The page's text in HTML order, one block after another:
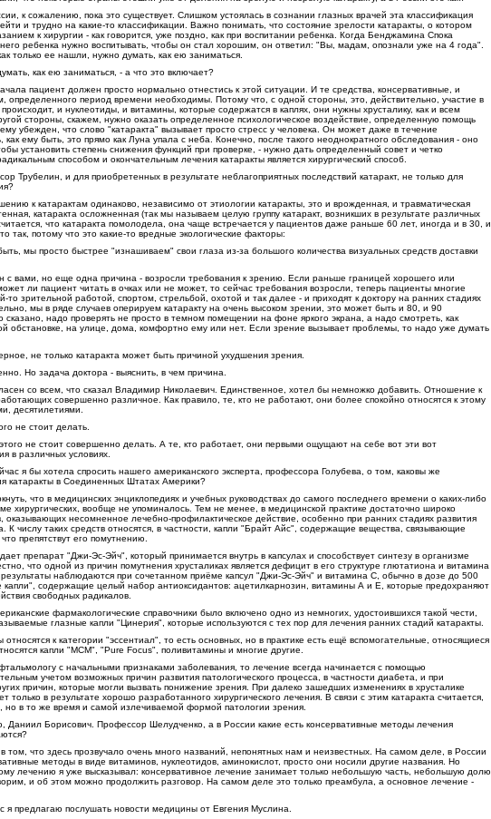
к сожалению, пока это существует. Слишком устоялась в сознании глазных врачей эта классификация
и трудно на какие-то классификации. Важно понимать, что состояние зрелости катаракты, о котором
к хирургии - как говорится, уже поздно, как при воспитании ребенка. Когда Бенджамина Спока
ребенка нужно воспитывать, чтобы он стал хорошим, он ответил: "Вы, мадам, опознали уже на 4 года".
только ее нашли, нужно думать, как ею заниматься.
как ею заниматься, - а что это включает?
пациент должен просто нормально отнестись к этой ситуации. И те средства, консервативные, и
определенного период времени необходимы. Потому что, с одной стороны, это, действительно, участие в
и нуклеотиды, и витамины, которые содержатся в каплях, они нужны хрусталику, как и всем
стороны, скажем, нужно оказать определенное психологическое воздействие, определенную помощь
убежден, что слово "катаракта" вызывает просто стресс у человека. Он может даже в течение
ему быть, это прямо как Луна упала с неба. Конечно, после такого неоднократного обследования - оно
установить степень снижения функций при проверке, - нужно дать определенный совет и четко
способом и окончательным лечения катаракты является хирургический способ.
Трубелин, и для приобретенных в результате неблагоприятных последствий катаракт, не только для
к катарактам одинаково, независимо от этиологии катаракты, это и врожденная, и травматическая
катаракта осложненная (так мы называем целую группу катаракт, возникших в результате различных
что катаракта помолодела, она чаще встречается у пациентов даже раньше 60 лет, иногда и в 30, и
так, потому что это какие-то вредные экологические факторы:
мы просто быстрее "изнашиваем" свои глаза из-за большого количества визуальных средств доставки
с вами, но еще одна причина - возросли требования к зрению. Если раньше границей хорошего или
ли пациент читать в очках или не может, то сейчас требования возросли, теперь пациенты многие
зрительной работой, спортом, стрельбой, охотой и так далее - и приходят к доктору на ранних стадиях
мы в ряде случаев оперируем катаракту на очень высоком зрении, это может быть и 80, и 90
сказано, надо проверять не просто в темном помещении на фоне яркого экрана, а надо смотреть, как
обстановке, на улице, дома, комфортно ему или нет. Если зрение вызывает проблемы, то надо уже думать
не только катаракта может быть причиной ухудшения зрения.
Но задача доктора - выяснить, в чем причина.
со всем, что сказал Владимир Николаевич. Единственное, хотел бы немножко добавить. Отношение к
совершенно различное. Как правило, те, кто не работают, они более спокойно относятся к этому
десятилетиями.
не стоит делать.
не стоит совершенно делать. А те, кто работает, они первыми ощущают на себе вот эти вот
в различных условиях.
я бы хотела спросить нашего американского эксперта, профессора Голубева, о том, каковы же
катаракты в Соединенных Штатах Америки?
что в медицинских энциклопедиях и учебных руководствах до самого последнего времени о каких-либо
хирургических, вообще не упоминалось. Тем не менее, в медицинской практике достаточно широко
оказывающих несомненное лечебно-профилактическое действие, особенно при ранних стадиях развития
К числу таких средств относятся, в частности, капли "Брайт Айс", содержащие вещества, связывающие
препятствут его помутнению.
препарат "Джи-Эс-Эйч", который принимается внутрь в капсулах и способствует синтезу в организме
что одной из причин помутнения хрусталиках является дефицит в его структуре глютатиона и витамина
наблюдаются при сочетанном приёме капсул "Джи-Эс-Эйч" и витамина С, обычно в дозе до 500
содержащие целый набор антиоксидантов: ацетилкарнозин, витамины А и Е, которые предохраняют
свободных радикалов.
фармакологические справочники было включено одно из немногих, удостоившихся такой чести,
глазные капли "Цинерия", которые используются с тех пор для лечения ранних стадий катаракты.
к категории "эссентиал", то есть основных, но в практике есть ещё вспомогательные, относящиеся
капли "МСМ", "Pure Focus", поливитамины и многие другие.
с начальными признаками заболевания, то лечение всегда начинается с помощью
учетом возможных причин развития патологического процесса, в частности диабета, и при
причин, которые могли вызвать понижение зрения. При далеко зашедших изменениях в хрусталике
только в результате хорошо разработанного хирургического лечения. В связи с этим катаракта считается,
но в то же время и самой излечиваемой формой патологии зрения.
Даниил Борисович. Профессор Шелудченко, а в России какие есть консервативные методы лечения
том, что здесь прозвучало очень много названий, непонятных нам и неизвестных. На самом деле, в России
методы в виде витаминов, нуклеотидов, аминокислот, просто они носили другие названия. Но
лечению я уже высказывал: консервативное лечение занимает только небольшую часть, небольшую долю
и об этом можно продолжить разговор. На самом деле это только преамбула, а основное лечение -
я предлагаю послушать новости медицины от Евгения Муслина.